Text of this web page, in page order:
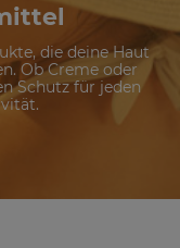
die deine Haut
Ob Creme oder
Schutz für jeden